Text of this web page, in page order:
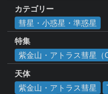
カテゴリー
彗星・小惑星・準惑星
特集
紫金山・アトラス彗星（
天体
紫金山・アトラス彗星